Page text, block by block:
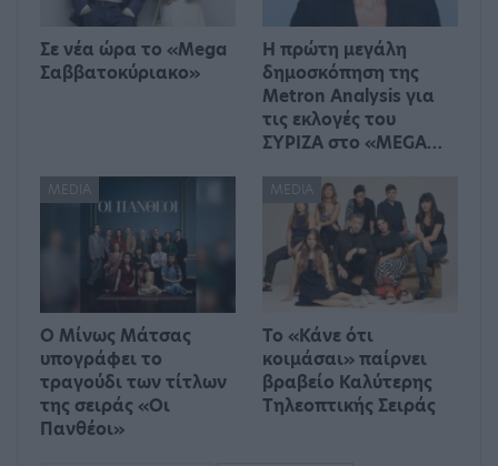
Σε νέα ώρα το «Mega
Σαββατοκύριακο»
Η πρώτη μεγάλη
δημοσκόπηση της
Metron Analysis για
τις εκλογές του
ΣΥΡΙΖΑ στο «MEGA…
MEDIA
Ο Μίνως Μάτσας
υπογράφει το
τραγούδι των τίτλων
της σειράς «Οι
Πανθέοι»
MEDIA
Το «Κάνε ότι
κοιμάσαι» παίρνει
βραβείο Καλύτερης
Τηλεοπτικής Σειράς